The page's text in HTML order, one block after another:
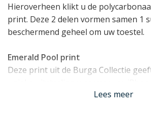
Hieroverheen klikt u de
print. Deze 2 delen vormen samen 1
beschermend geheel om uw toestel.
Emerald Pool print
Deze print uit de Burga Collectie
generiek toestel verandert in een
Lees meer